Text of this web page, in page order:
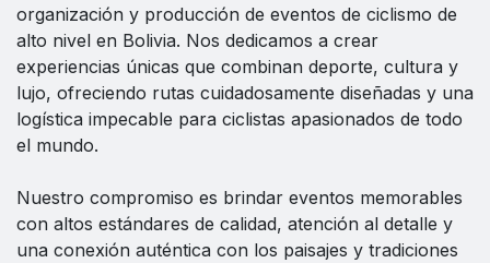
organización y producción de eventos de ciclismo de
alto nivel en Bolivia. Nos dedicamos a crear
experiencias únicas que combinan deporte, cultura y
lujo, ofreciendo rutas cuidadosamente diseñadas y una
logística impecable para ciclistas apasionados de todo
el mundo.
Nuestro compromiso es brindar eventos memorables
con altos estándares de calidad, atención al detalle y
una conexión auténtica con los paisajes y tradiciones